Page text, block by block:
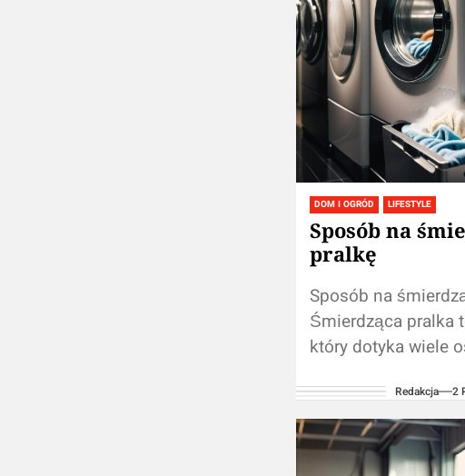
DOM I OGRÓD LIFESTYLE
Sposób na
pralkę
Sposób na
Śmierdząca pralka
który dotyka wiele
komfort
pochodzące z
Redakcja 2